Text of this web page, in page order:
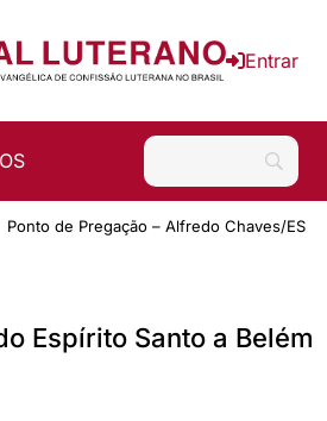
Entrar
Ponto de Pregação – Alfredo Chaves/ES
Espírito Santo a Belém